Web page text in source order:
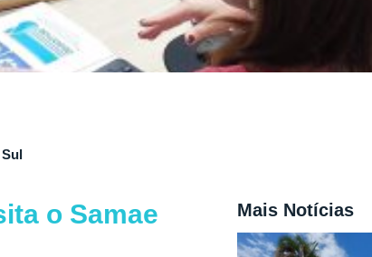
o Samae
Mais Notícias